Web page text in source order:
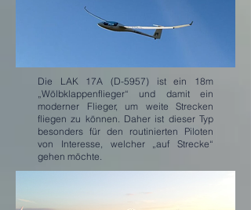
Die LAK 17A (D-5957) ist ein 18m
„Wölbklappenflieger“ und damit ein
moderner Flieger, um weite Strecken
fliegen zu können. Daher ist dieser Typ
besonders für den routinierten Piloten
von Interesse, welcher „auf Strecke“
gehen möchte.